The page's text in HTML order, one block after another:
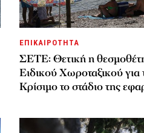
ΕΠΙΚΑΙΡΟΤΗΤΑ
ΣΕΤΕ: Θετική η
Ειδικού Χωροταξικού για
Κρίσιμο το στάδιο της